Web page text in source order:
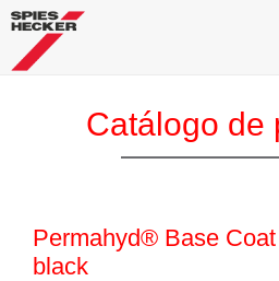
Catálogo de
Permahyd® Base
black